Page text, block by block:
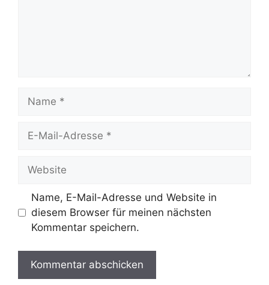
Name
Website
Name, E-Mail-Adresse und Website in
diesem Browser für meinen nächsten
Kommentar speichern.